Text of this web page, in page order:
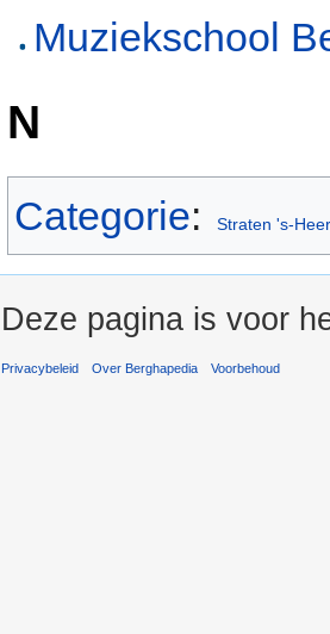
Muziekschool
N
Categorie: Straten 's-
Deze pagina is voor
Privacybeleid Over Berghapedia Voorbehoud